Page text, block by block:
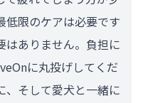
低限のケアは必要です
はありません。負担に
に丸投げしてくだ
、そして愛犬と一緒に